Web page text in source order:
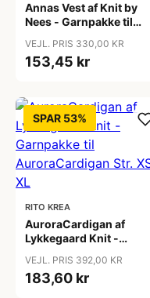
Annas Vest af Knit by
Nees - Garnpakke til
VEJL. PRIS 330,00 KR
153,45 kr
SPAR 53%
RITO KREA
AuroraCardigan af
Lykkegaard Knit -
AuroraCardigan Str. XS-
XL
VEJL. PRIS 392,00 KR
183,60 kr